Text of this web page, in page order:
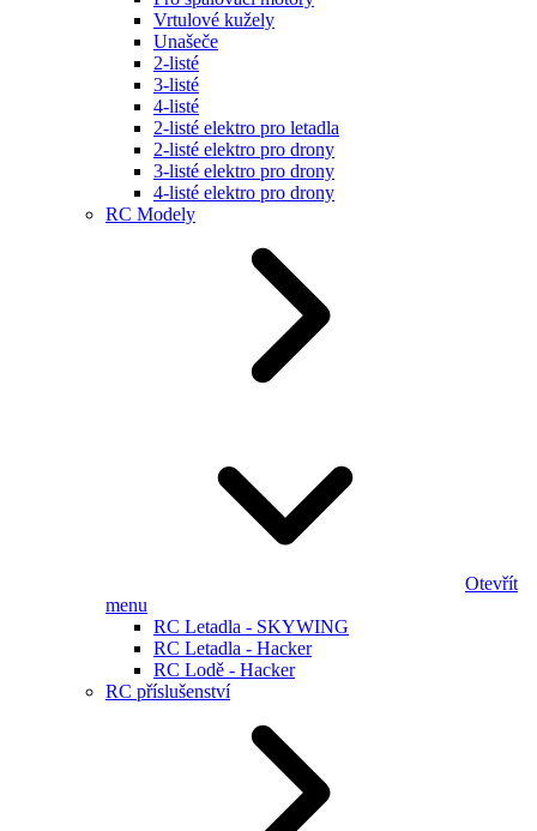
Vrtulové kužely
Unašeče
2-listé
3-listé
4-listé
2-listé elektro pro letadla
2-listé elektro pro drony
3-listé elektro pro drony
4-listé elektro pro drony
RC Modely
Otevřít
menu
RC Letadla - SKYWING
RC Letadla - Hacker
RC Lodě - Hacker
RC příslušenství